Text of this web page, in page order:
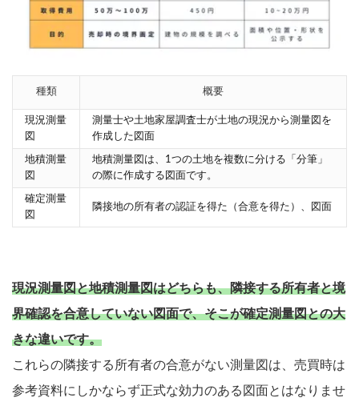
種類 概要
現況測量
図
測量士や土地家屋調査士が土地の現況から測量図を
作成した図面
地積測量
図
地積測量図は、1つの土地を複数に分ける「分筆」
の際に作成する図面です。
確定測量
図
隣接地の所有者の認証を得た（合意を得た）、図面
現況測量図と地積測量図はどちらも、隣接する所有者と境
界確認を合意していない図面で、そこが確定測量図との大
きな違いです。
これらの隣接する所有者の合意がない測量図は、売買時は
参考資料にしかならず正式な効力のある図面とはなりませ